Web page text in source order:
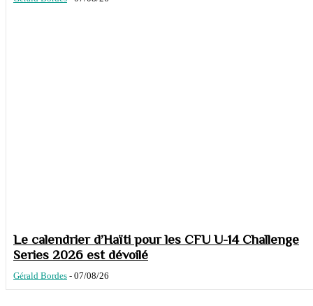
Le calendrier d’Haïti pour les CFU U-14 Challenge
Series 2026 est dévoilé
Gérald Bordes - 07/08/26